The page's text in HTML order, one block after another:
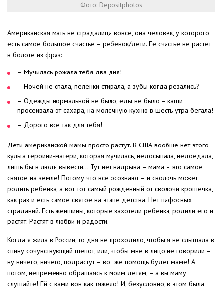
Фото: Depositphotos
Американская мать не страдалица вовсе, она человек, у которого
есть самое большое счастье – ребенок/дети. Ее счастье не растет
в болоте из фраз:
– Мучилась рожала тебя два дня!
– Ночей не спала, пеленки стирала, а зубы когда резались?
– Одежды нормальной не было, еды не было – каши
просеивала от сахара, на молочную кухню в шесть утра бегала!
– Дорого все так для тебя!
Дети американской мамы просто растут. В США вообще нет этого
культа героини-матери, которая мучилась, недосыпала, недоедала,
лишь бы в люди вывести… Тут нет надрыва – мама – это самое
святое на земле! Потому что все осознают – и сволочь может
родить ребенка, а вот тот самый рожденный от сволочи крошечка,
как раз и есть самое святое на этапе детства. Нет пафосных
страданий. Есть женщины, которые захотели ребенка, родили его и
растят. Растят в любви и радости.
Когда я жила в России, то дня не проходило, чтобы я не слышала в
спину сочувствующий шепот, или, чтобы мне в лицо не говорили –
ну ничего, ничего, подрастут – вот же помощь будет маме! А
потом, непременно обращаясь к моим детям, – а вы маму
слушайте! Ей с вами вон как тяжело! И, безусловно, в этом была